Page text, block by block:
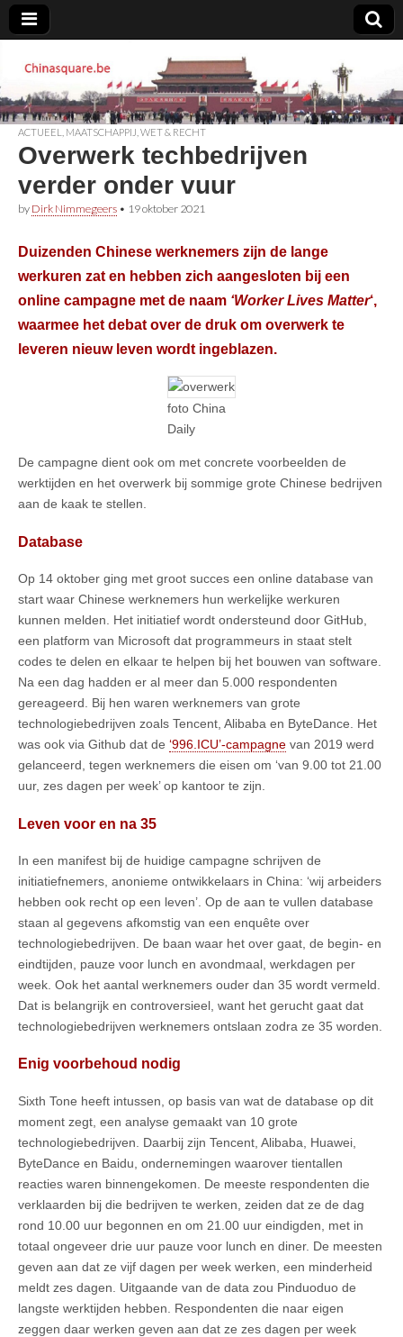
Chinasquare.be
ACTUEEL MAATSCHAPPIJ WET & RECHT
Overwerk techbedrijven
verder onder vuur
by Dirk Nimmegeers • 19 oktober 2021
Duizenden Chinese werknemers zijn de lange
werkuren zat en hebben zich aangesloten bij een
online campagne met de naam ‘Worker Lives Matter‘,
waarmee het debat over de druk om overwerk te
leveren nieuw leven wordt ingeblazen.
foto China
Daily
De campagne dient ook om met concrete voorbeelden de
werktijden en het overwerk bij sommige grote Chinese bedrijven
aan de kaak te stellen.
Database
Op 14 oktober ging met groot succes een online database van
start waar Chinese werknemers ​​hun werkelijke werkuren
kunnen melden. Het initiatief wordt ondersteund door GitHub,
een platform van Microsoft dat programmeurs in staat stelt
codes te delen en elkaar te helpen bij het bouwen van software.
Na een dag hadden er al meer dan 5.000 respondenten
gereageerd. Bij hen waren werknemers van grote
technologiebedrijven zoals Tencent, Alibaba en ByteDance. Het
was ook via Github dat de ‘996.ICU’-campagne van 2019 werd
gelanceerd, tegen werknemers die eisen ​​om ‘van 9.00 tot 21.00
uur, zes dagen per week’ op kantoor te zijn.
Leven voor en na 35
In een manifest bij de huidige campagne schrijven de
initiatiefnemers, anonieme ontwikkelaars in China: ‘wij arbeiders
hebben ook recht op een leven’. Op de aan te vullen database
staan al gegevens afkomstig van een enquête over
technologiebedrijven. De baan waar het over gaat, de begin- en
eindtijden, pauze voor lunch en avondmaal, werkdagen per
week. Ook het aantal werknemers ouder dan 35 wordt vermeld.
Dat is belangrijk en controversieel, want het gerucht gaat dat
technologiebedrijven werknemers ontslaan zodra ze 35 worden.
Enig voorbehoud nodig
Sixth Tone heeft intussen, op basis van wat de database op dit
moment zegt, een analyse gemaakt van 10 grote
technologiebedrijven. Daarbij zijn Tencent, Alibaba, Huawei,
ByteDance en Baidu, ondernemingen waarover tientallen
reacties waren binnengekomen. De meeste respondenten die
verklaarden bij die bedrijven te werken, zeiden dat ze de dag
rond 10.00 uur begonnen en om 21.00 uur eindigden, met in
totaal ongeveer drie uur pauze voor lunch en diner. De meesten
geven aan dat ze vijf dagen per week werken, een minderheid
meldt zes dagen. Uitgaande van de data zou Pinduoduo de
langste werktijden hebben. Respondenten die naar eigen
zeggen daar werken geven aan dat ze zes dagen per week